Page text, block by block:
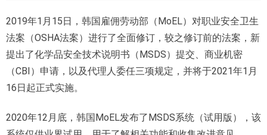
2019年1月15日，韩国雇佣劳动部（MoEL）对职业安全卫生
法案（OSHA法案）进行了全面修订，较之修订前的法案，新
提出了化学品安全技术说明书（MSDS）提交、商业机密
（CBI）申请，以及代理人委任三项规定，并将于2021年1月
16日起正式实施。
2020年12月底，韩国MoEL发布了MSDS系统（试用版），该